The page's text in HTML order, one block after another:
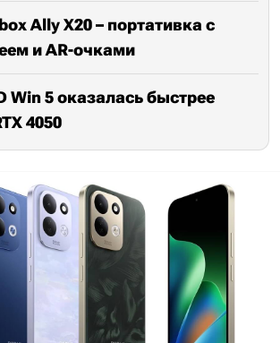
Ally X20 – портативка с
и AR-очками
Win 5 оказалась быстрее
4050